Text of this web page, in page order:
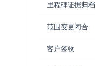
里程碑证据归档
范围变更闭合
客户签收